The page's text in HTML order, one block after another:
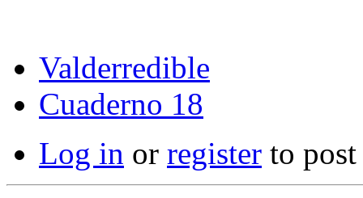
Valderredible
Cuaderno 18
Log in or register to